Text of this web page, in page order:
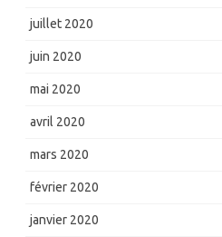
juillet 2020
juin 2020
mai 2020
avril 2020
mars 2020
février 2020
janvier 2020